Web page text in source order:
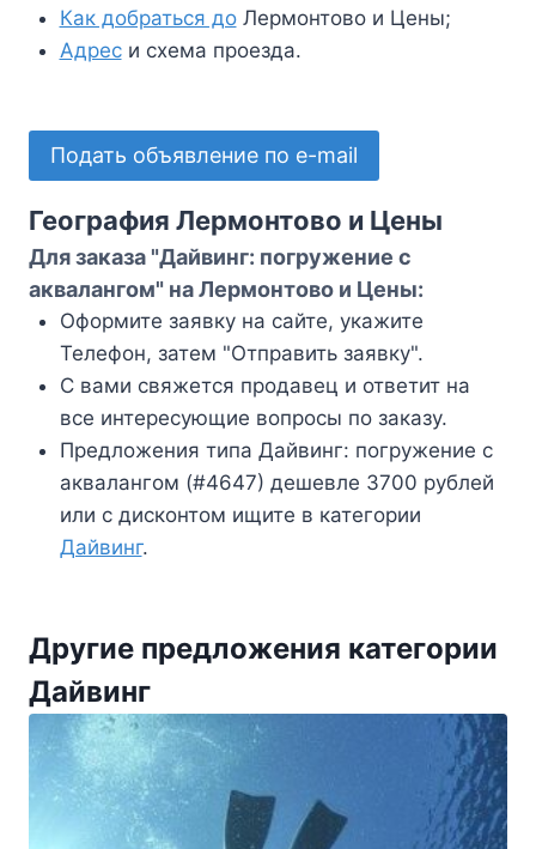
Как добраться доЛермонтово и Цены;
Адреси схема проезда.
Подать объявление по e-mail
География Лермонтово и Цены
Для заказа "Дайвинг: погружение с
аквалангом" на Лермонтово и Цены:
Оформите заявку на сайте, укажите
Телефон, затем "Отправить заявку".
С вами свяжется продавец и ответит на
все интересующие вопросы по заказу.
Предложения типа Дайвинг: погружение с
аквалангом (#4647) дешевле 3700 рублей
или с дисконтом ищите в категории
Дайвинг.
Другие предложения категории
Дайвинг